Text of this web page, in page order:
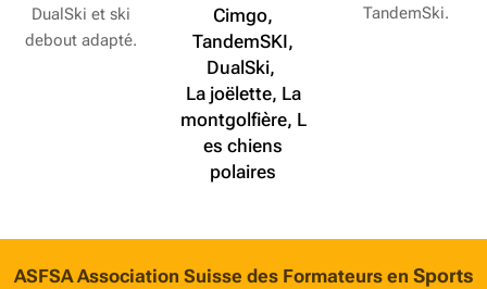
DualSki et ski
debout adapté.
Cimgo,
TandemSKI,
DualSki,
La joëlette, La
montgolfière, L
es chiens
polaires
TandemSki.
ASFSA Association Suisse des Formateurs en Sports